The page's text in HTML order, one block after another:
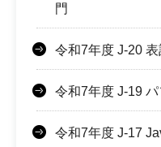
門
令和7年度 J-20
令和7年度 J-19
令和7年度 J-17